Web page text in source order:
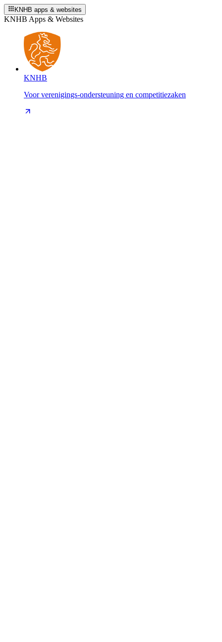
KNHB apps & websites
KNHB Apps & Websites
KNHB
Voor verenigings-ondersteuning en competitiezaken